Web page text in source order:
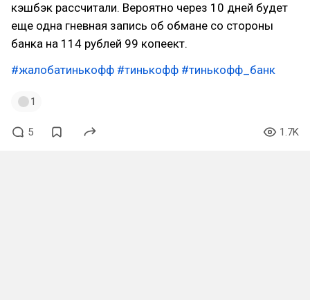
кэшбэк рассчитали. Вероятно через 10 дней будет
еще одна гневная запись об обмане со стороны
банка на 114 рублей 99 копеект.
#жалобатинькофф #тинькофф #тинькофф_банк
1
5 1.7K